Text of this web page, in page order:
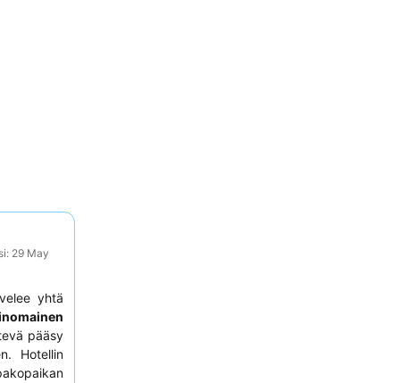
29 May
yhtä
pääsy
Hotellin